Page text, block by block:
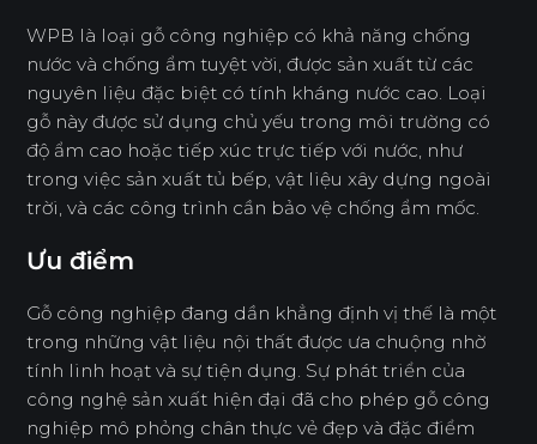
WPB là loại gỗ công nghiệp có khả năng chống
nước và chống ẩm tuyệt vời, được sản xuất từ các
nguyên liệu đặc biệt có tính kháng nước cao. Loại
gỗ này được sử dụng chủ yếu trong môi trường có
độ ẩm cao hoặc tiếp xúc trực tiếp với nước, như
trong việc sản xuất tủ bếp, vật liệu xây dựng ngoài
trời, và các công trình cần bảo vệ chống ẩm mốc.
Ưu điểm
Gỗ công nghiệp đang dần khẳng định vị thế là một
trong những vật liệu nội thất được ưa chuộng nhờ
tính linh hoạt và sự tiện dụng. Sự phát triển của
công nghệ sản xuất hiện đại đã cho phép gỗ công
nghiệp mô phỏng chân thực vẻ đẹp và đặc điểm